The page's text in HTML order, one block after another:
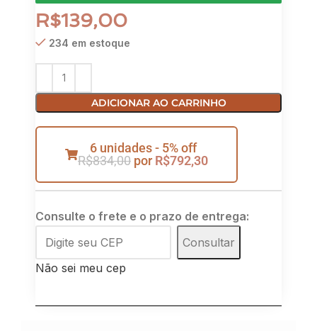
R$139,00
234 em estoque
ADICIONAR AO CARRINHO
6 unidades - 5% off
R$834,00 por R$792,30
Consulte o frete e o prazo de entrega:
Consultar
Não sei meu cep